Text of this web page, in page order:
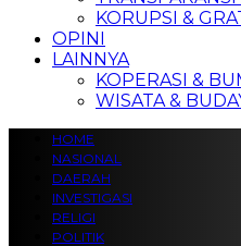
KORUPSI &
OPINI
LAINNYA
KOPERASI &
WISATA &
HOME
NASIONAL
DAERAH
INVESTIGASI
RELIGI
POLITIK